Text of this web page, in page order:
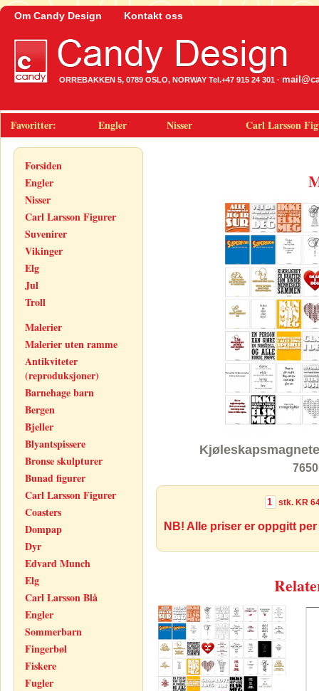
Om Candy Design Kontakt oss
ORREBAKKEN 5, 0789 OSLO, NORWAY Tel.+47 915 24 301 ·
Favoritter: Engler Nisser Carl Larsson
Forsiden
Engler
Nisser
Carl Larsson Figurer
Suvenirer
Vikinger
Elg
Jul
Troll
Malerier
Malerier uten ramme
Antikviteter
(reproduksjoner)
Barnehage barn
Bergen
Bjeller
Blyantspissere
Bronse skulpturer
Bunad figurer
Carl Larsson Figurer
Coasters
Dompap
Dyr
Edvard Munch
Elg
Carl Larsson Blå
Engler
Sommerbarn
Fingerbøl
Fiskere
Fugler
stk. KR
NB! Alle priser er oppgitt